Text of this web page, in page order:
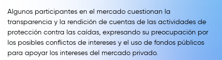
Algunos participantes en el mercado cuestionan la
transparencia y la rendición de cuentas de las actividades de
protección contra las caídas, expresando su preocupación por
los posibles conflictos de intereses y el uso de fondos públicos
para apoyar los intereses del mercado privado.